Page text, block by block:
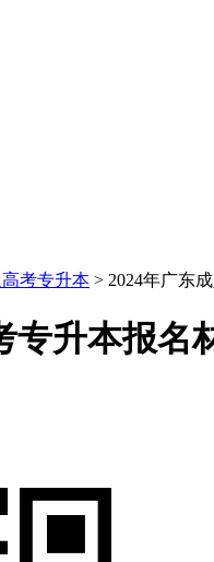
高考专升本 > 2024年广东
专升本报名